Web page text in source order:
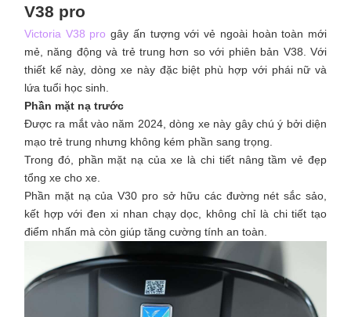
V38 pro
Victoria V38 pro gây ấn tượng với vẻ ngoài hoàn toàn mới
mẻ, năng động và trẻ trung hơn so với phiên bản V38. Với
thiết kế này, dòng xe này đặc biệt phù hợp với phái nữ và
lứa tuổi học sinh.
Phần mặt nạ trước
Được ra mắt vào năm 2024, dòng xe này gây chú ý bởi diện
mạo trẻ trung nhưng không kém phần sang trọng.
Trong đó, phần mặt nạ của xe là chi tiết nâng tầm vẻ đẹp
tổng xe cho xe.
Phần mặt nạ của V30 pro sở hữu các đường nét sắc sảo,
kết hợp với đen xi nhan chạy dọc, không chỉ là chi tiết tạo
điểm nhấn mà còn giúp tăng cường tính an toàn.